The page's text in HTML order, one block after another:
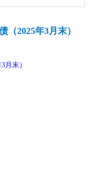
（2025年3月末）
月末）